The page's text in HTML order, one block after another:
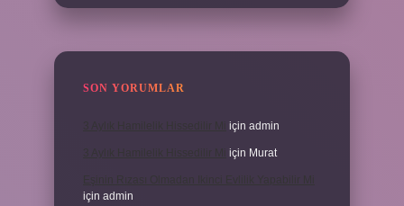
SON YORUMLAR
için admin
için Murat
için admin